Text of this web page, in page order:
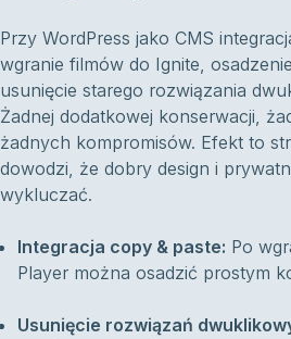
Przy WordPress jako CMS
wgranie filmów do Ignite,
usunięcie starego rozwiązania
Żadnej dodatkowej konserwacji,
żadnych kompromisów. Efekt to
dowodzi, że dobry design i
wykluczać.
Integracja copy & paste: Po
Player można osadzić prostym
Usunięcie rozwiązań